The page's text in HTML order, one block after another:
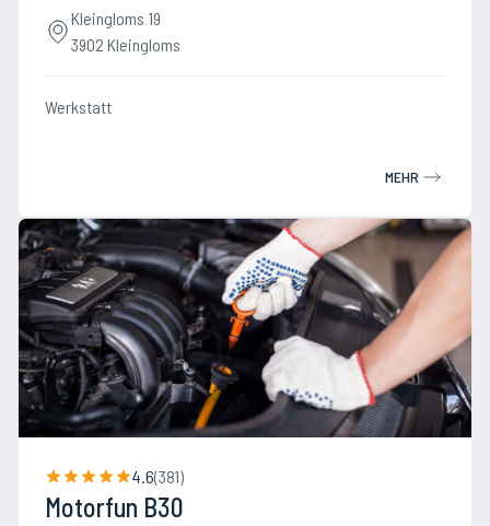
Kleingloms 19
3902 Kleingloms
Werkstatt
MEHR
4.6(381)
Motorfun B30